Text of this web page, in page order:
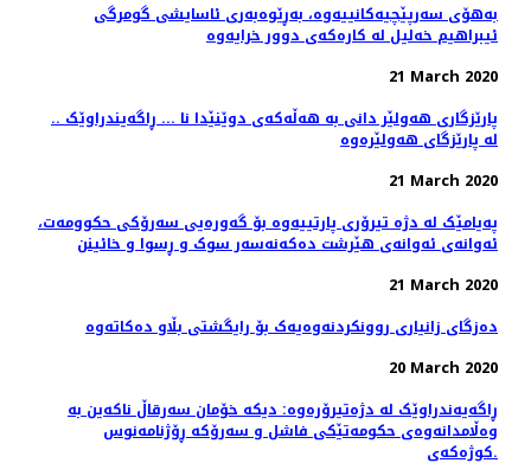
بەهۆی سەرپێچیەکانییەوە، بەڕێوەبەری ئاسایشی گومرگی
ئیبراهیم خەلیل لە کارەکەی دوور خرایەوە
21 March 2020
.. پارێزگاری هەولێر دانی بە هەڵەکەی دوێنێدا نا ... ڕاگەیندراوێک
لە پارێزگای هەولێرەوە
21 March 2020
پەیامێک لە دژە تیرۆری پارتییەوە بۆ گەورەیی سەرۆکی حکوومەت،
ئەوانەی ئەوانەی هێرشت دەکەنەسەر سوک و ڕسوا و خائینن
21 March 2020
دەزگای زانیاری روونکردنەوەیەک بۆ رایگشتی بڵاو دەکاتەوە
20 March 2020
ڕاگەیەندراوێک لە دژەتیرۆرەوە: دیکە خۆمان سەرقاڵ ناکەین بە
وەڵامدانەوەی حکومەتێکی فاشل و سەرۆکە ڕۆژنامەنوس
کوژەکەی.